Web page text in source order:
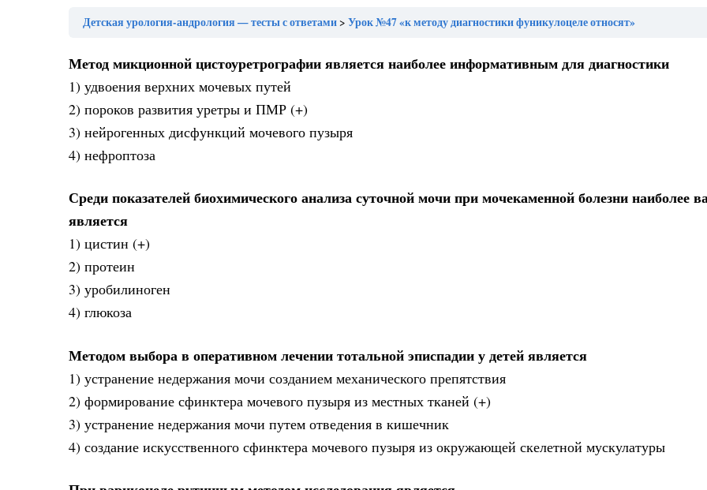
Детская урология-андрология — тесты с ответами Урок №47 «к методу диагностики фуникулоцеле относят»
Метод микционной цистоуретрографии является наиболее информативным для диагностики
1) удвоения верхних мочевых путей
2) пороков развития уретры и ПМР (+)
3) нейрогенных дисфункций мочевого пузыря
4) нефроптоза
Среди показателей биохимического анализа суточной мочи при мочекаменной болезни наиболее
является
1) цистин (+)
2) протеин
3) уробилиноген
4) глюкоза
Методом выбора в оперативном лечении тотальной эписпадии у детей является
1) устранение недержания мочи созданием механического препятствия
2) формирование сфинктера мочевого пузыря из местных тканей (+)
3) устранение недержания мочи путем отведения в кишечник
4) создание искусственного сфинктера мочевого пузыря из окружающей скелетной мускулатуры